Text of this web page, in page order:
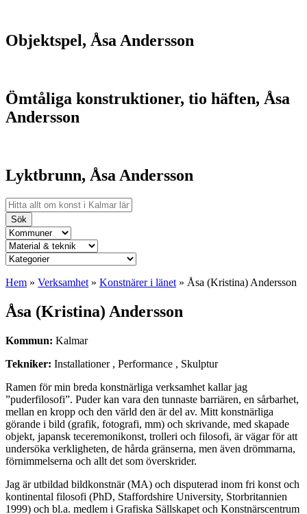
Objektspel, Åsa Andersson
Ömtåliga konstruktioner, tio häften, Åsa
Andersson
Lyktbrunn, Åsa Andersson
Sök
Hem » Verksamhet» Konstnärer i länet» Åsa (Kristina) Andersson
Åsa (Kristina) Andersson
Kommun: Kalmar
Tekniker: Installationer , Performance , Skulptur
Ramen för min breda konstnärliga verksamhet kallar jag
”puderfilosofi”. Puder kan vara den tunnaste barriären, en sårbarhet,
mellan en kropp och den värld den är del av. Mitt konstnärliga
görande i bild (grafik, fotografi, mm) och skrivande, med skapade
objekt, japansk teceremonikonst, trolleri och filosofi, är vägar för att
undersöka verkligheten, de hårda gränserna, men även drömmarna,
förnimmelserna och allt det som överskrider.
Jag är utbildad bildkonstnär (MA) och disputerad inom fri konst och
kontinental filosofi (PhD, Staffordshire University, Storbritannien
1999) och bl.a. medlem i Grafiska Sällskapet och Konstnärscentrum